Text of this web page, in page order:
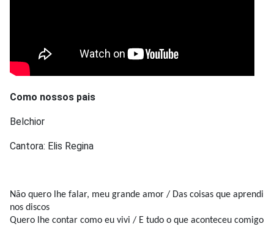
Como nossos pais
Belchior
Cantora: Elis Regina
Não quero lhe falar, meu grande amor / Das coisas que aprendi
nos discos
Quero lhe contar como eu vivi / E tudo o que aconteceu comigo